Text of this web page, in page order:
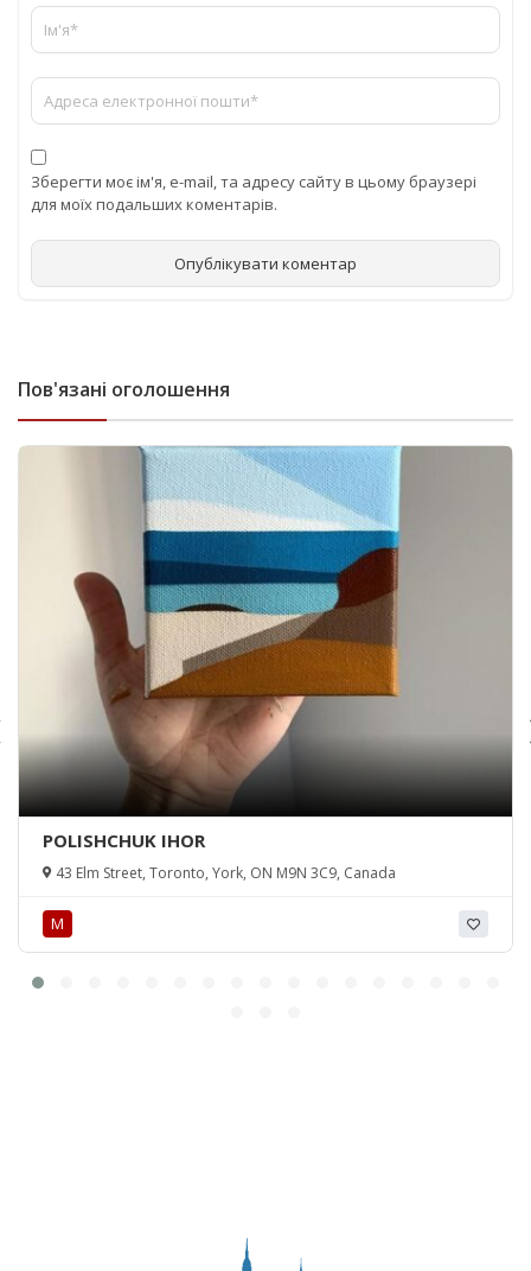
Зберегти моє ім'я, e-mail, та адресу сайту в цьому браузері
для моїх подальших коментарів.
Пов'язані оголошення
POLISHCHUK IHOR
43 Elm Street, Toronto, York, ON M9N 3C9, Canada
М